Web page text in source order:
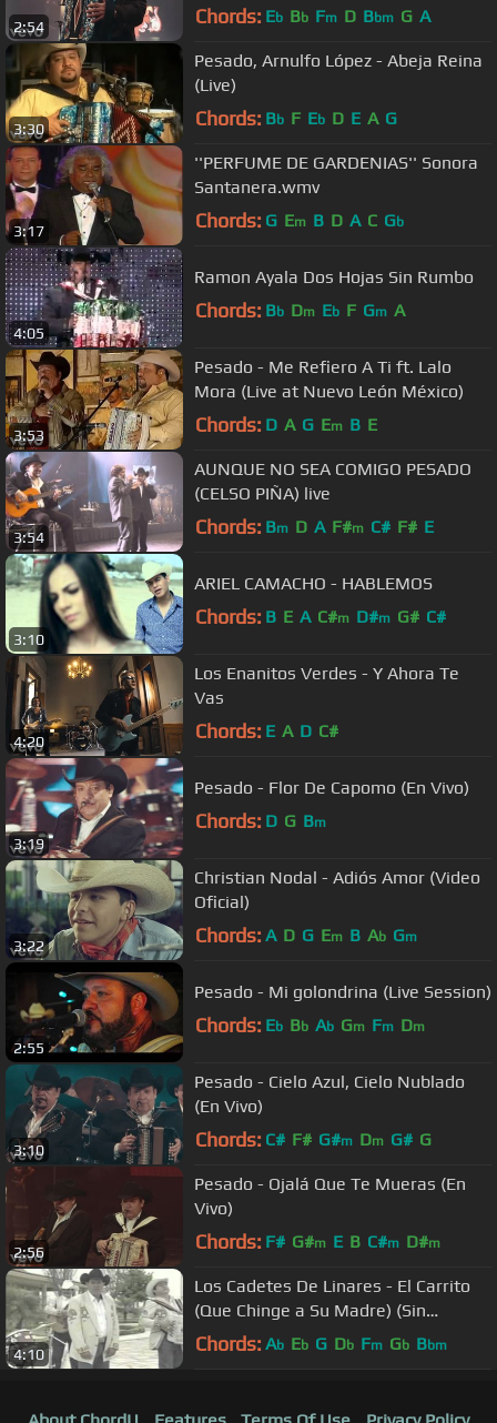
2:54 Chords: Eb Bb Fm D Bbm G A
3:30
Pesado, Arnulfo López - Abeja Reina
(Live)
Chords: Bb F Eb D E A G
3:17
''PERFUME DE GARDENIAS'' Sonora
Santanera.wmv
Chords: G Em B D A C Gb
4:05
Ramon Ayala Dos Hojas Sin Rumbo
Chords: Bb Dm Eb F Gm A
3:53
Pesado - Me Refiero A Ti ft. Lalo
Mora (Live at Nuevo León México)
Chords: D A G Em B E
3:54
AUNQUE NO SEA COMIGO PESADO
(CELSO PIÑA) live
Chords: Bm D A F#m C# F# E
3:10
ARIEL CAMACHO - HABLEMOS
Chords: B E A C#m D#m G# C#
4:20
Los Enanitos Verdes - Y Ahora Te
Vas
Chords: E A D C#
3:19
Pesado - Flor De Capomo (En Vivo)
Chords: D G Bm
3:22
Christian Nodal - Adiós Amor (Video
Oficial)
Chords: A D G Em B Ab Gm
2:55
Pesado - Mi golondrina (Live Session)
Chords: Eb Bb Ab Gm Fm Dm
3:10
Pesado - Cielo Azul, Cielo Nublado
(En Vivo)
Chords: C# F# G#m Dm G# G
2:56
Pesado - Ojalá Que Te Mueras (En
Vivo)
Chords: F# G#m E B C#m D#m
4:10
Los Cadetes De Linares - El Carrito
(Que Chinge a Su Madre) (Sin
Censura) Video Official
Chords: Ab Eb G Db Fm Gb Bbm